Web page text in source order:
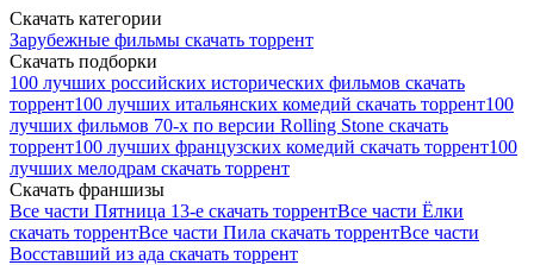
Скачать категории
Зарубежные фильмы скачать торрент
Скачать подборки
100 лучших российских исторических фильмов скачать
торрент100 лучших итальянских комедий скачать торрент100
лучших фильмов 70-х по версии Rolling Stone скачать
торрент100 лучших французских комедий скачать торрент100
лучших мелодрам скачать торрент
Скачать франшизы
Все части Пятница 13-е скачать торрентВсе части Ёлки
скачать торрентВсе части Пила скачать торрентВсе части
Восставший из ада скачать торрент